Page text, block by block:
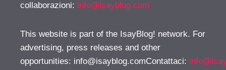
collaborazioni: info@isayblog.com
This website is part of the IsayBlog! network. For
advertising, press releases and other
opportunities: info@isayblog.comContattaci: